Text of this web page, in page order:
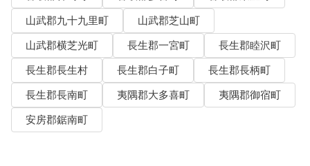
山武郡九十九里町
山武郡芝山町
山武郡横芝光町
長生郡一宮町
長生郡睦沢町
長生郡長生村
長生郡白子町
長生郡長柄町
長生郡長南町
夷隅郡大多喜町
夷隅郡御宿町
安房郡鋸南町